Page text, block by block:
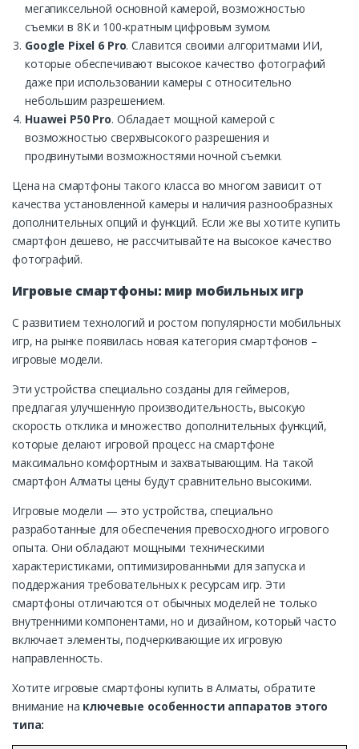
мегапиксельной основной камерой, возможностью
съемки в 8K и 100-кратным цифровым зумом.
Google Pixel 6 Pro. Славится своими алгоритмами ИИ,
которые обеспечивают высокое качество фотографий
даже при использовании камеры с относительно
небольшим разрешением.
Huawei P50 Pro. Обладает мощной камерой с
возможностью сверхвысокого разрешения и
продвинутыми возможностями ночной съемки.
Цена на смартфоны такого класса во многом зависит от
качества установленной камеры и наличия разнообразных
дополнительных опций и функций. Если же вы хотите купить
смартфон дешево, не рассчитывайте на высокое качество
фотографий.
Игровые смартфоны: мир мобильных игр
С развитием технологий и ростом популярности мобильных
игр, на рынке появилась новая категория смартфонов –
игровые модели.
Эти устройства специально созданы для геймеров,
предлагая улучшенную производительность, высокую
скорость отклика и множество дополнительных функций,
которые делают игровой процесс на смартфоне
максимально комфортным и захватывающим. На такой
смартфон Алматы цены будут сравнительно высокими.
Игровые модели — это устройства, специально
разработанные для обеспечения превосходного игрового
опыта. Они обладают мощными техническими
характеристиками, оптимизированными для запуска и
поддержания требовательных к ресурсам игр. Эти
смартфоны отличаются от обычных моделей не только
внутренними компонентами, но и дизайном, который часто
включает элементы, подчеркивающие их игровую
направленность.
Хотите игровые смартфоны купить в Алматы, обратите
внимание на ключевые особенности аппаратов этого
типа: